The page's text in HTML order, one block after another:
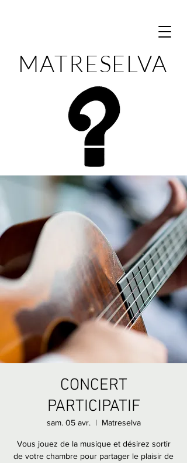
MATRESELVA
CONCERT
PARTICIPATIF
sam. 05 avr.
  |
Matreselva
Vous jouez de la musique et désirez sortir
de votre chambre pour partager le plaisir de